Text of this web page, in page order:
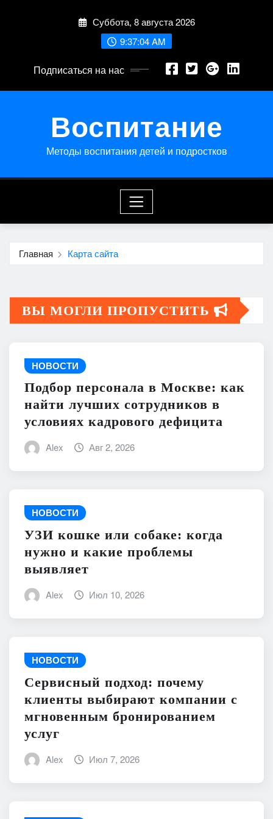
Суббота, 8 августа 2026
9:37:04 AM
Подписаться на нас
Воспитание
Методы воспитания детей и подростков
Главная Карта сайта
ВЫ МОГЛИ ПРОПУСТИТЬ
НОВОСТИ
Подбор персонала в Москве: как
найти лучших сотрудников в
условиях кадрового дефицита
Alex Авг 2, 2026
НОВОСТИ
УЗИ кошке или собаке: когда
нужно и какие проблемы
выявляет
Alex Июл 10, 2026
НОВОСТИ
Сервисный подход: почему
клиенты выбирают компании с
мгновенным бронированием
услуг
Alex Июл 7, 2026